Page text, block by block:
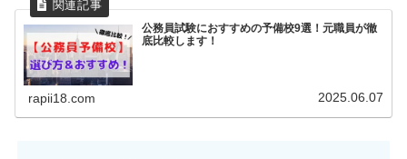
公務員試験におすすめの予備校9選！元職員が徹
底比較します！
rapii18.com 2025.06.07